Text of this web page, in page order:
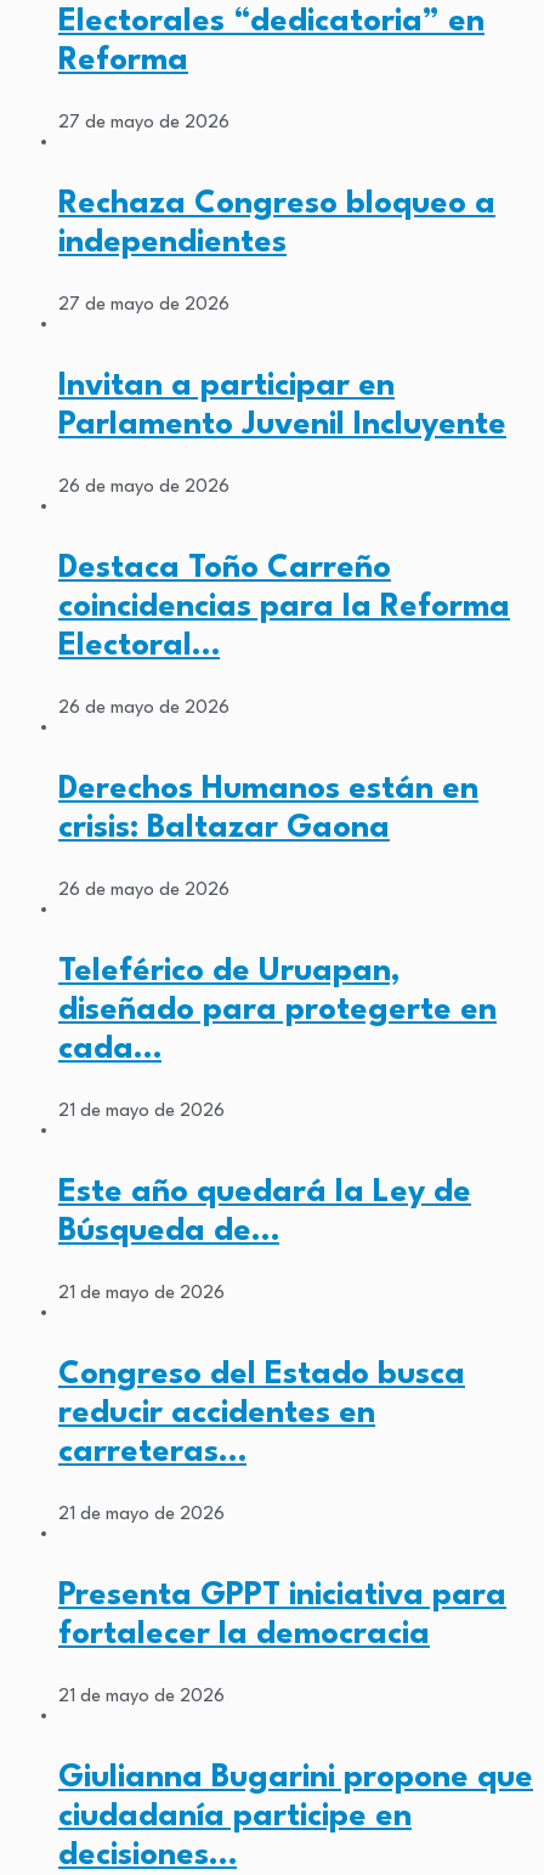
Electorales “dedicatoria” en
Reforma
27 de mayo de 2026
Rechaza Congreso bloqueo a
independientes
27 de mayo de 2026
Invitan a participar en
Parlamento Juvenil Incluyente
26 de mayo de 2026
Destaca Toño Carreño
coincidencias para la Reforma
Electoral…
26 de mayo de 2026
Derechos Humanos están en
crisis: Baltazar Gaona
26 de mayo de 2026
Teleférico de Uruapan,
diseñado para protegerte en
cada…
21 de mayo de 2026
Este año quedará la Ley de
Búsqueda de…
21 de mayo de 2026
Congreso del Estado busca
reducir accidentes en
carreteras…
21 de mayo de 2026
Presenta GPPT iniciativa para
fortalecer la democracia
21 de mayo de 2026
Giulianna Bugarini propone que
ciudadanía participe en
decisiones…